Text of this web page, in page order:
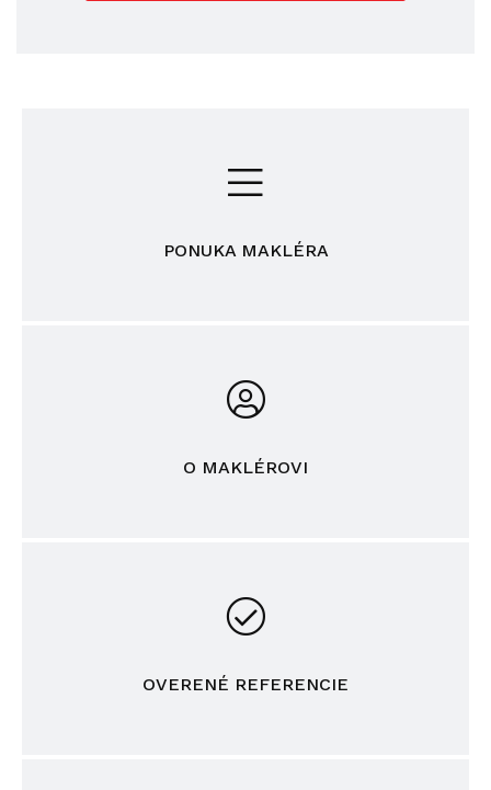
PONUKA MAKLÉRA
O MAKLÉROVI
OVERENÉ REFERENCIE